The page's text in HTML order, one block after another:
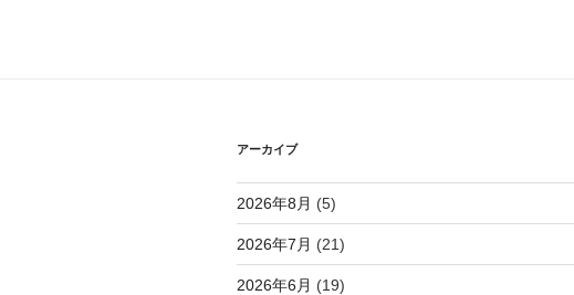
ン
アーカイブ
2026年8月 (5)
2026年7月 (21)
2026年6月 (19)